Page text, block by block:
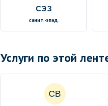
СЭЗ
санит.-эпид.
Услуги по этой
СВ